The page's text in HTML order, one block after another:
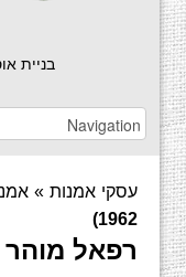
בניית
עסקי אמנות »
1962)
רפאל מוהר (1906 –